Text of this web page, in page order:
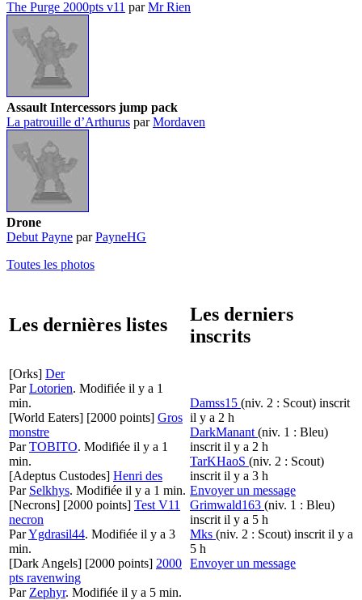
The Purge 2000pts v11 parMr Rien
Assault Intercessors jump pack
La patrouille d’Arthurus parMordaven
Drone
Debut Payne parPayneHG
Toutes les photos
Les dernières listes
Les derniers
inscrits
[Orks] Der
ParLotorien. Modifiée il y a 1
min.
[World Eaters] [2000 points] Gros
monstre
ParTOBITO. Modifiée il y a 1
min.
[Adeptus Custodes] Henri des
Par Selkhys. Modifiée il y a 1 min.
[Necrons] [2000 points] Test V11
necron
ParYgdrasil44. Modifiée il y a 3
min.
[Dark Angels] [2000 points] 2000
pts ravenwing
Par Zephyr. Modifiée il y a 5 min.
Damss15 (niv. 2 : Scout) inscrit
il y a 2 h
DarkManant (niv. 1 : Bleu)
inscrit il y a 2 h
TarKHaoS (niv. 2 : Scout)
inscrit il y a 3 h
Envoyer un message
Grimwald163 (niv. 1 : Bleu)
inscrit il y a 5 h
Mks (niv. 2 : Scout) inscrit il y a
5 h
Envoyer un message